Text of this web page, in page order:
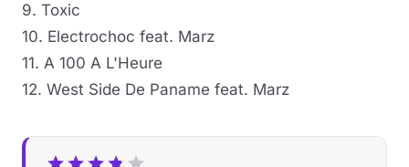
9. Toxic
10. Electrochoc feat. Marz
11. A 100 A L'Heure
12. West Side De Paname feat. Marz